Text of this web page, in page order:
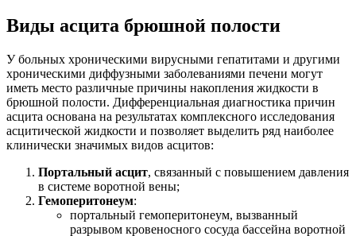
Виды асцита брюшной полости
У больных хроническими вирусными гепатитами и другими
хроническими диффузными заболеваниями печени могут
иметь место различные причины накопления жидкости в
брюшной полости. Дифференциальная диагностика причин
асцита основана на результатах комплексного исследования
асцитической жидкости и позволяет выделить ряд наиболее
клинически значимых видов асцитов:
Портальный асцит, связанный с повышением давления
в системе воротной вены;
Гемоперитонеум:
портальный гемоперитонеум, вызванный
разрывом кровеносного сосуда бассейна воротной